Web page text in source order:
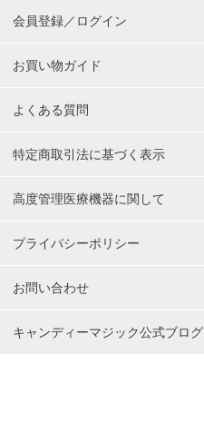
会員登録／ログイン
お買い物ガイド
よくある質問
特定商取引法に基づく表示
高度管理医療機器に関して
プライバシーポリシー
お問い合わせ
キャンディーマジック公式ブログ